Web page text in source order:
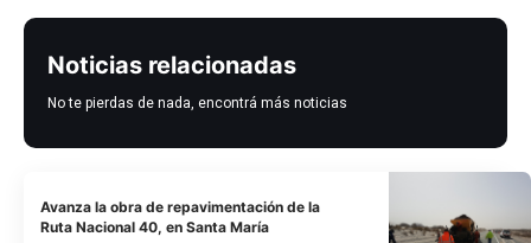
Noticias relacionadas
No te pierdas de nada, encontrá más noticias
Avanza la obra de repavimentación de la
Ruta Nacional 40, en Santa María